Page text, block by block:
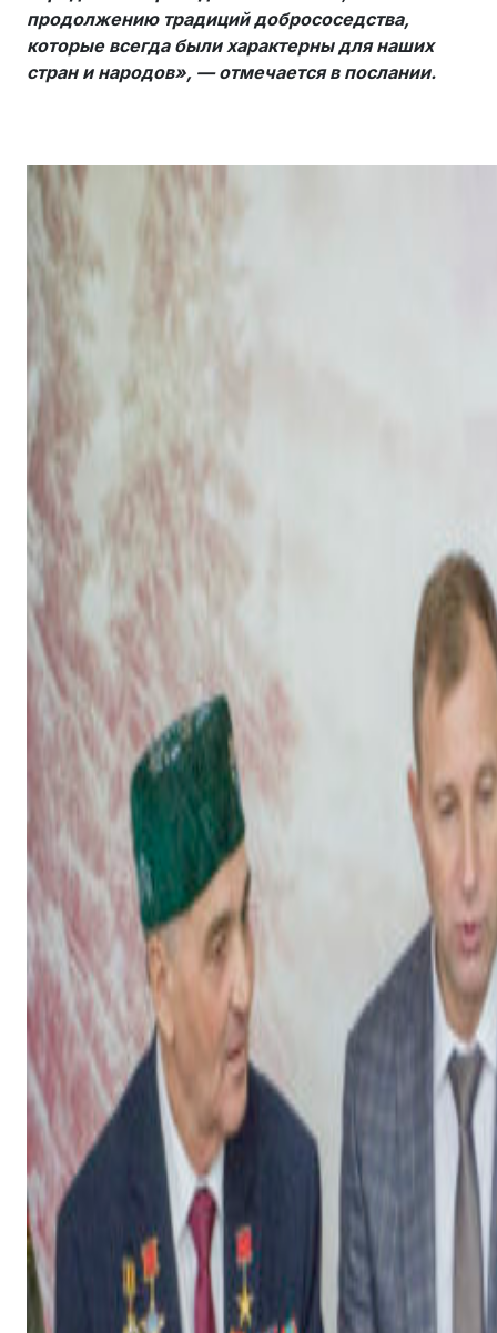
продолжению традиций добрососедства,
которые всегда были характерны для наших
стран и народов», — отмечается в послании.